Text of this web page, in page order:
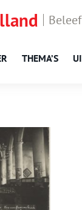
THEMA’S